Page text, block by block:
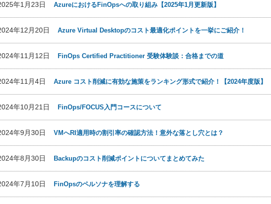
年1月23日 AzureにおけるFinOpsへの取り組み【2025年1月更新版】
年12月20日 Azure Virtual Desktopのコスト最適化ポイントを一挙にご紹介！
年11月12日 FinOps Certified Practitioner 受験体験談：合格までの道
年11月4日 Azure コスト削減に有効な施策をランキング形式で紹介！【2024年度版】
年10月21日 FinOps/FOCUS入門コースについて
年9月30日 VMへRI適用時の割引率の確認方法！意外な落とし穴とは？
年8月30日 Backupのコスト削減ポイントについてまとめてみた
年7月10日 FinOpsのペルソナを理解する